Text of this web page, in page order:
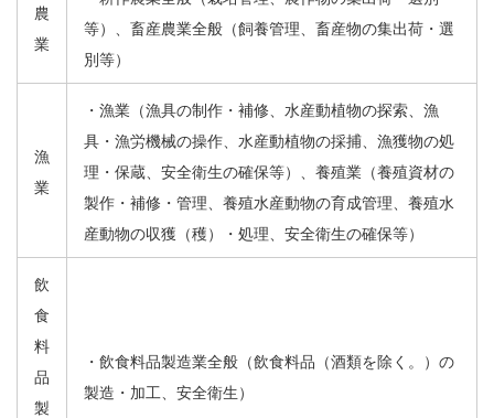
農
業
等）、畜産農業全般（飼養管理、畜産物の集出荷・選
別等）
漁
業
・漁業（漁具の制作・補修、水産動植物の探索、漁
具・漁労機械の操作、水産動植物の採捕、漁獲物の処
理・保蔵、安全衛生の確保等）、養殖業（養殖資材の
製作・補修・管理、養殖水産動物の育成管理、養殖水
産動物の収獲（穫）・処理、安全衛生の確保等）
飲
食
料
品
製
・飲食料品製造業全般（飲食料品（酒類を除く。）の
製造・加工、安全衛生）